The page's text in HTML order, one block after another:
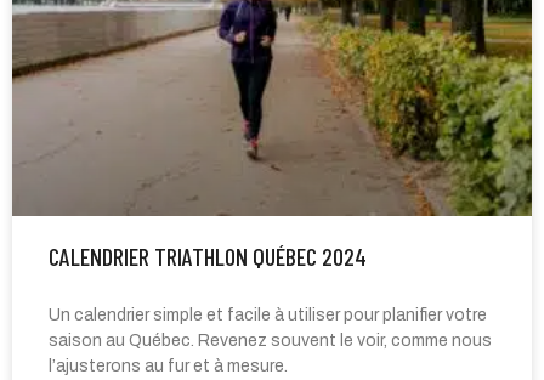
CALENDRIER TRIATHLON QUÉBEC 2024
Un calendrier simple et facile à utiliser pour planifier votre
saison au Québec. Revenez souvent le voir, comme nous
l’ajusterons au fur et à mesure.